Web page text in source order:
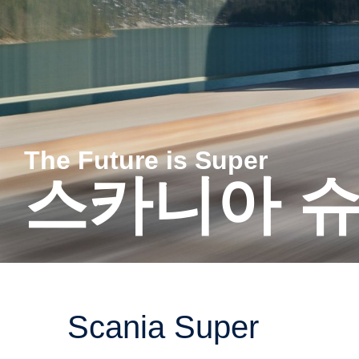
The Future is Super
스카니아
Scania Super